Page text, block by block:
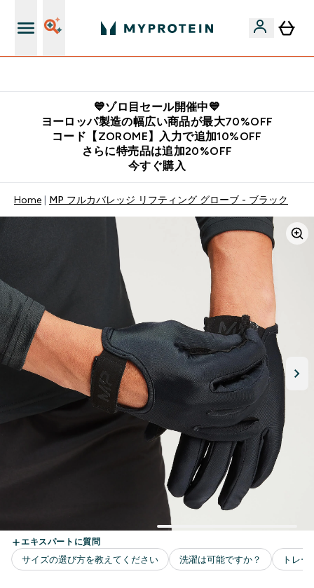
💙ゾロ目セール開催中💙
ヨーロッパ製造の幅広い商品が最大70%OFF
コード【ZOROME】入力で追加10%OFF
さらに特売品は追加20%OFF
今すぐ購入
Home MP フルカバレッジ リフティング グローブ - ブラック